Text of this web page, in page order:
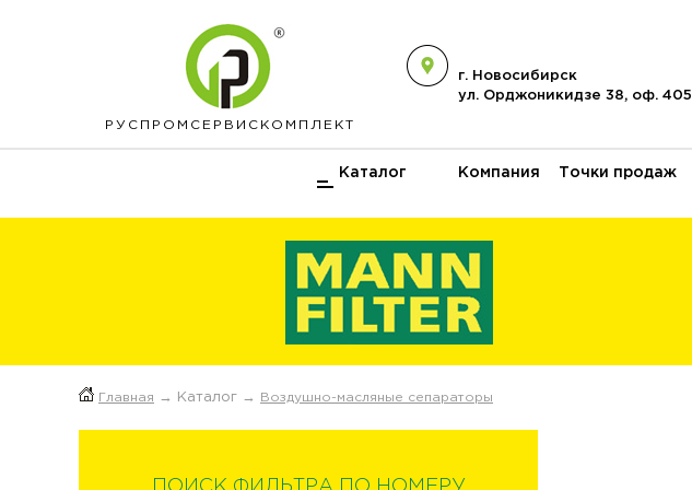
РУСПРОМ СЕРВИСКОМПЛЕКТ
г. Новосибирск
ул. Орджоникидзе 38, оф. 405
Каталог Компания Точки продаж
Главная → Каталог → Воздушно-масляные сепараторы